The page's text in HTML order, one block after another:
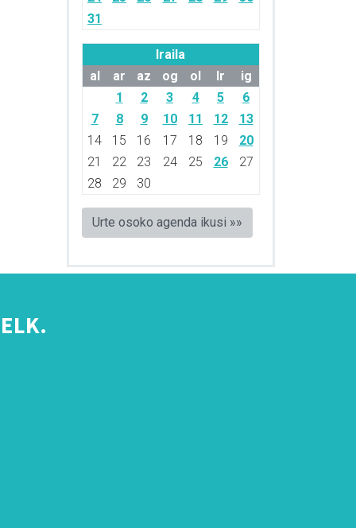
31
Iraila
al
ar az og ol lr
ig
1
2 3 4 5
6
7
8 9 10 11 12
13
14
15 16 17 18 19
20
21
22 23 24 25 26
27
28
29 30
Urte osoko agenda ikusi »»